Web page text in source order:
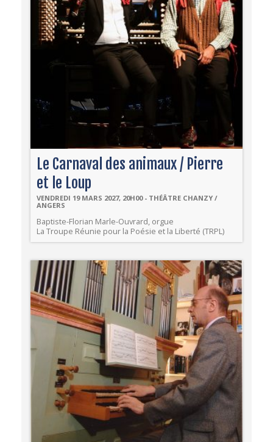
Le Carnaval des animaux / Pierre
et le Loup
VENDREDI 19 MARS 2027, 20H00 - THÉÂTRE CHANZY /
ANGERS
Baptiste-Florian Marle-Ouvrard, orgue
La Troupe Réunie pour la Poésie et la Liberté (TRPL)